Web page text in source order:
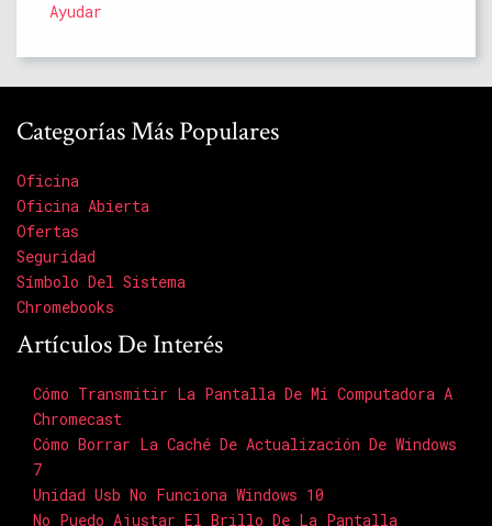
Ayudar
Categorías Más Populares
Oficina
Oficina Abierta
Ofertas
Seguridad
Símbolo Del Sistema
Chromebooks
Artículos De Interés
Cómo Transmitir La Pantalla De Mi Computadora A
Chromecast
Cómo Borrar La Caché De Actualización De Windows
7
Unidad Usb No Funciona Windows 10
No Puedo Ajustar El Brillo De La Pantalla